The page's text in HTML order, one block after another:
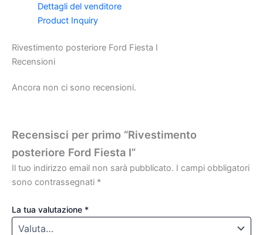
Dettagli del venditore
Product Inquiry
Rivestimento posteriore Ford Fiesta I
Recensioni
Ancora non ci sono recensioni.
Recensisci per primo “Rivestimento
posteriore Ford Fiesta I”
Il tuo indirizzo email non sarà pubblicato. I campi obbligatori
sono contrassegnati *
La tua valutazione *